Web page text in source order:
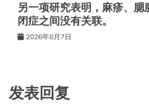
另一项研究表明，麻疹、腮
闭症之间没有关联。
2026年8月7日
发表回复